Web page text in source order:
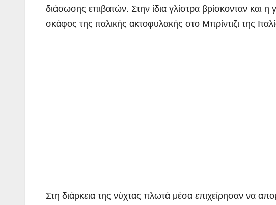
διάσωσης επιβατών. Στην ίδια γλίστρα βρίσκονταν και
σκάφος της ιταλικής ακτοφυλακής στο Μπρίντιζι της
Στη διάρκεια της νύχτας πλωτά μέσα επιχείρησαν να